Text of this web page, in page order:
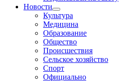
Новости
Культура
Медицина
Образование
Общество
Происшествия
Сельское хозяйство
Спорт
Официально